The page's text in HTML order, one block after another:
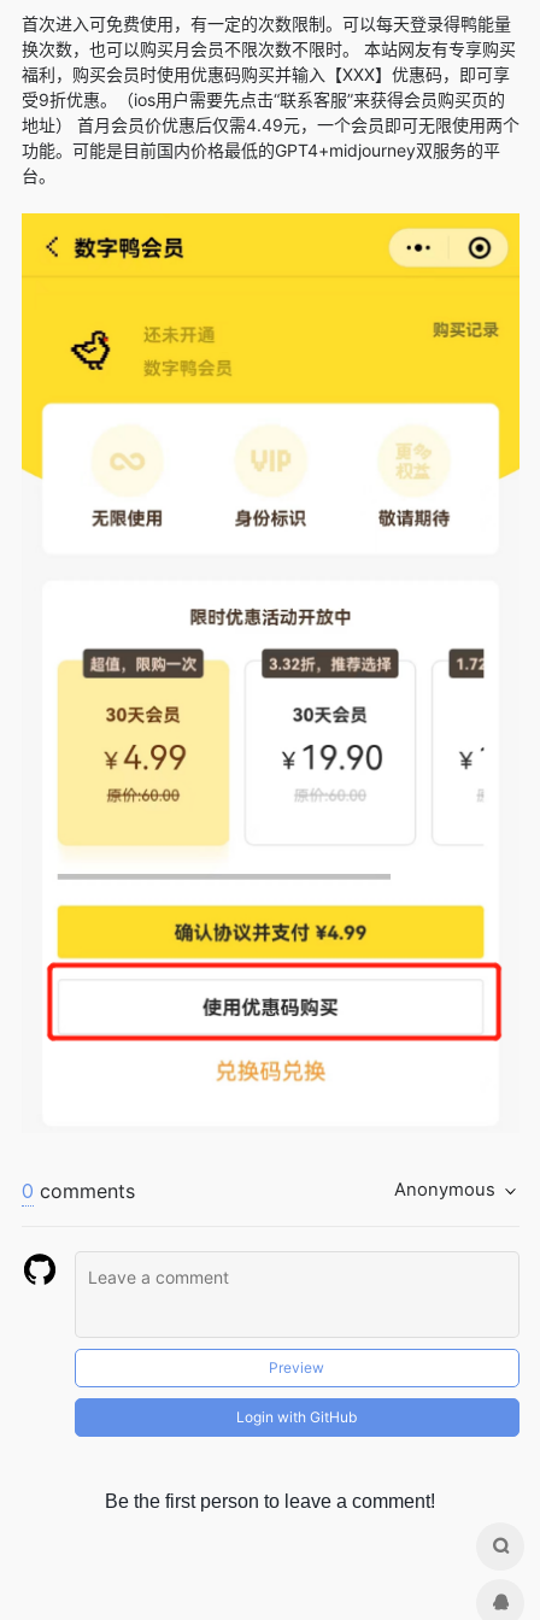
首次进入可免费使用，有一定的次数限制。可以每天登录得鸭能量
换次数，也可以购买月会员不限次数不限时。 本站网友有专享购买
福利，购买会员时使用优惠码购买并输入【XXX】优惠码，即可享
受9折优惠。（ios用户需要先点击“联系客服”来获得会员购买页的
地址） 首月会员价优惠后仅需4.49元，一个会员即可无限使用两个
功能。可能是目前国内价格最低的GPT4+midjourney双服务的平
台。
0 comments Anonymous
Preview
Login with GitHub
Be the first person to leave a comment!